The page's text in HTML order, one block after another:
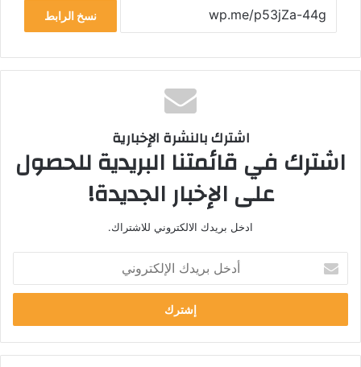
نسخ الرابط
اشترك بالنشرة الإخبارية
اشترك في قائمتنا البريدية للحصول
على الإخبار الجديدة!
ادخل بريدك الالكتروني للاشتراك.
خ
ب
ر